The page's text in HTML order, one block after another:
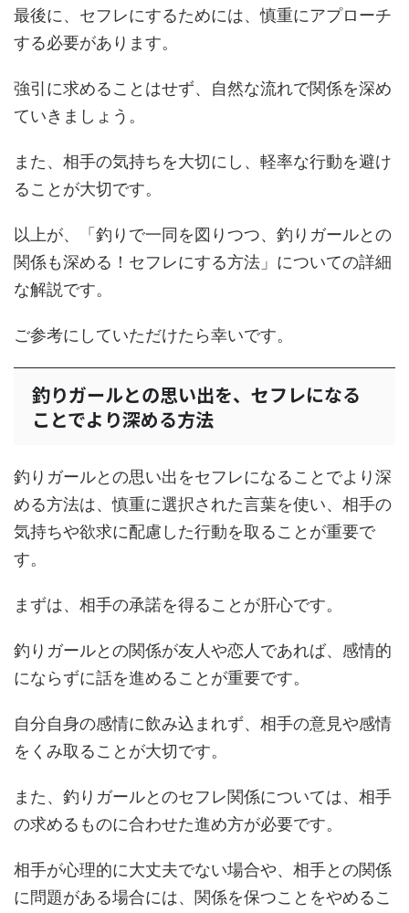
最後に、セフレにするためには、慎重にアプローチ
する必要があります。
強引に求めることはせず、自然な流れで関係を深め
ていきましょう。
また、相手の気持ちを大切にし、軽率な行動を避け
ることが大切です。
以上が、「釣りで一同を図りつつ、釣りガールとの
関係も深める！セフレにする方法」についての詳細
な解説です。
ご参考にしていただけたら幸いです。
釣りガールとの思い出を、セフレになる
ことでより深める方法
釣りガールとの思い出をセフレになることでより深
める方法は、慎重に選択された言葉を使い、相手の
気持ちや欲求に配慮した行動を取ることが重要で
す。
まずは、相手の承諾を得ることが肝心です。
釣りガールとの関係が友人や恋人であれば、感情的
にならずに話を進めることが重要です。
自分自身の感情に飲み込まれず、相手の意見や感情
をくみ取ることが大切です。
また、釣りガールとのセフレ関係については、相手
の求めるものに合わせた進め方が必要です。
相手が心理的に大丈夫でない場合や、相手との関係
に問題がある場合には、関係を保つことをやめるこ